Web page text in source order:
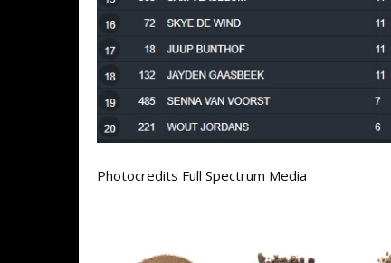
Photocredits Full Spectrum Media